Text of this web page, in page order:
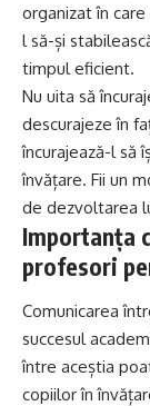
organizat în
l să-și
timpul eficient.
Nu uita să
descurajeze în
încurajează-l să
învățare. Fii un
de dezvoltarea
Importanța
profesori
Comunicarea
succesul
între aceștia
copiilor în